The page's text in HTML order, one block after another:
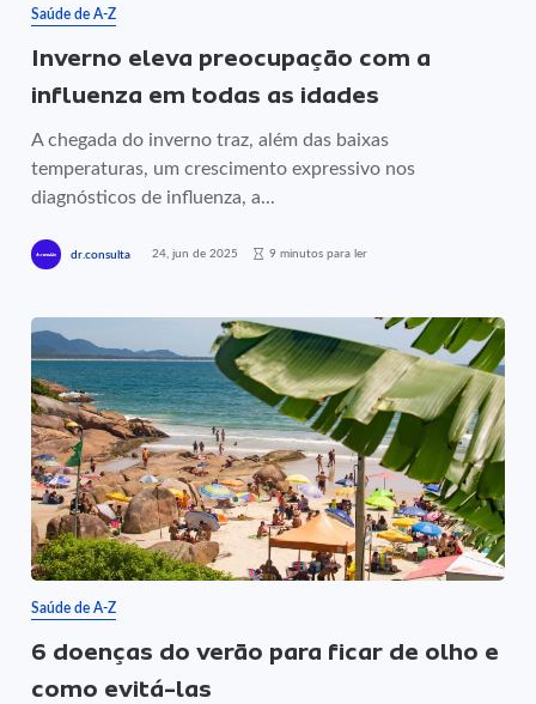
Saúde de A-Z
Inverno eleva preocupação com a
influenza em todas as idades
A chegada do inverno traz, além das baixas
temperaturas, um crescimento expressivo nos
diagnósticos de influenza, a...
dr.consulta 24, jun de 2025 9 minutos para ler
Saúde de A-Z
6 doenças do verão para ficar de olho e
como evitá-las